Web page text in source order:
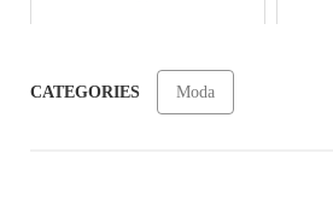
CATEGORIES Moda